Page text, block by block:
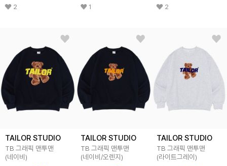
2 1 2
TAILOR STUDIO
TB 그래픽 맨투맨
(네이비)
TAILOR STUDIO
TB 그래픽 맨투맨
(네이비/오렌지)
TAILOR STUDIO
TB 그래픽 맨투맨
(라이트그레이)